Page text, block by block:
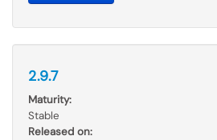
2.9.7
Maturity:
Stable
Released on: